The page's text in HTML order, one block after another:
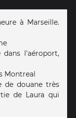
à Marseille.
dans l'aéroport,
Montreal
de douane très
de Laura qui